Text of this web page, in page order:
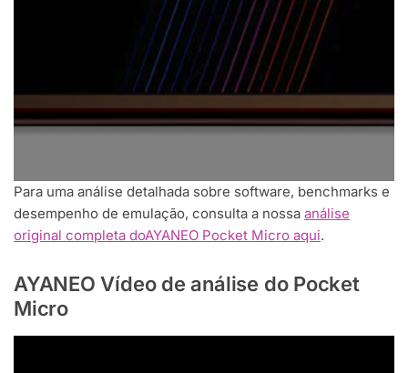
Para uma análise detalhada sobre software, benchmarks e
desempenho de emulação, consulta a nossa análise
original completa doAYANEO Pocket Micro aqui.
AYANEO Vídeo de análise do Pocket
Micro